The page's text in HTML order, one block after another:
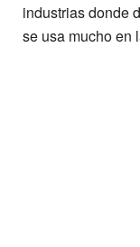
industrias donde
se usa mucho en